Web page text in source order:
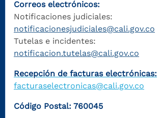
Correos electrónicos:
Notificaciones judiciales:
notificacionesjudiciales@cali.gov.co
Tutelas e incidentes:
notificacion.tutelas@cali.gov.co
Recepción de facturas electrónicas:
facturaselectronicas@cali.gov.co
Código Postal: 760045